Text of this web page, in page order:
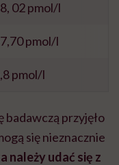
02 pmol/l
pmol/l
pmol/l
badawczą przyjęło
się nieznacznie
należy udać się z